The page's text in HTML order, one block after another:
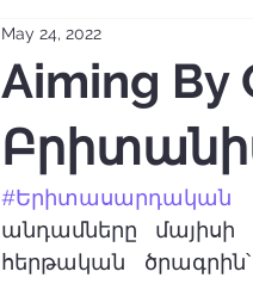
Aiming
May 24, 2022
#Երիտասարդական
անդամները
հերթական